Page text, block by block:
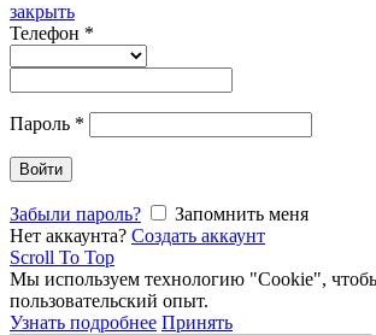
закрыть
Телефон *
Пароль *
Войти
Забыли пароль?
Запомнить меня
Нет аккаунта? Создать аккаунт
Scroll To Top
Мы используем технологию "Cookie",
пользовательский опыт.
Узнать подробнее Принять